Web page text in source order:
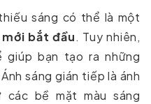
sáng có thể là một
bắt đầu. Tuy nhiên,
bạn tạo ra những
sáng gián tiếp là ánh
bề mặt màu sáng